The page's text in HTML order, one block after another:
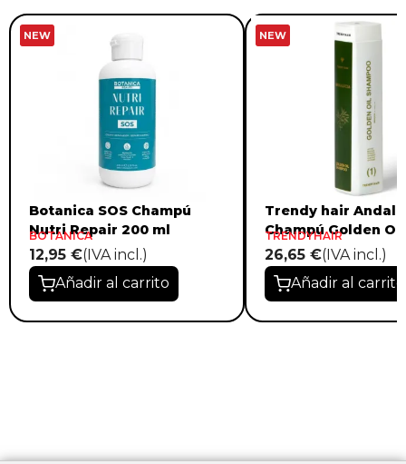
NEW
Botanica SOS Champú
Nutri Repair 200 ml
BOTANICA
12,95 €(IVA incl.)
Añadir al carrito
NEW
Trendy hair
Champú Golden
TRENDYHAIR
26,65 €(IVA incl.)
Añadir al carrito